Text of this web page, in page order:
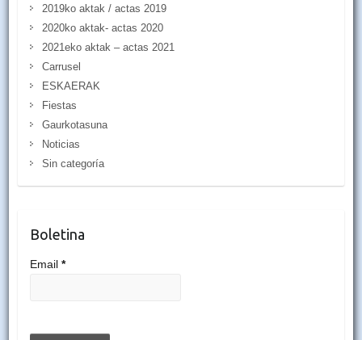
2019ko aktak / actas 2019
2020ko aktak- actas 2020
2021eko aktak – actas 2021
Carrusel
ESKAERAK
Fiestas
Gaurkotasuna
Noticias
Sin categoría
Boletina
Email *